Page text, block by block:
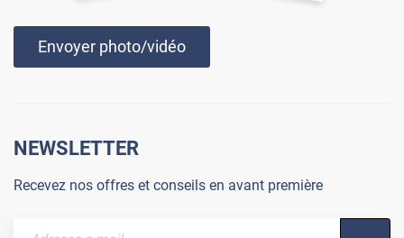
Envoyer photo/vidéo
NEWSLETTER
Recevez nos offres et conseils en avant première